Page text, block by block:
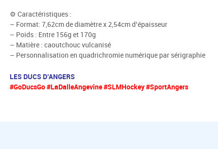
⚙ Caractéristiques :
– Format: 7,62cm de diamètre x 2,54cm d’épaisseur
– Poids : Entre 156g et 170g
– Matière : caoutchouc vulcanisé
– Personnalisation en quadrichromie numérique par sérigraphie
LES DUCS D’ANGERS
#GoDucsGo #LaDalleAngevine #SLMHockey #SportAngers